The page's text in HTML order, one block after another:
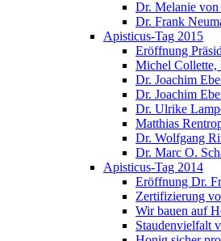
Dr. Melanie
Dr. Frank
Apisticus-Tag 2015
Eröffnung
Michel
Dr. Joachim
Dr. Joachim
Dr. Ulrike
Matthias
Dr. Wolfgang
Dr. Marc O.
Apisticus-Tag 2014
Eröffnung Dr.
Zertifizierung
Wir bauen auf
Staudenvielfalt